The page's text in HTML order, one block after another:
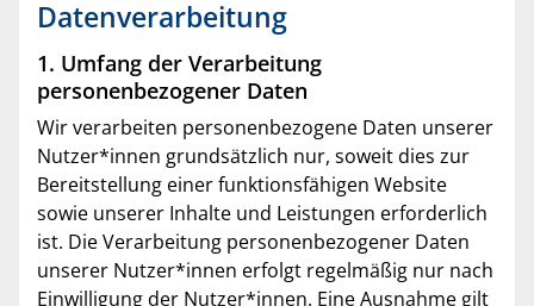
Datenverarbeitung
1. Umfang der Verarbeitung
personenbezogener Daten
Wir verarbeiten personenbezogene Daten unserer
Nutzer*innen grundsätzlich nur, soweit dies zur
Bereitstellung einer funktionsfähigen Website
sowie unserer Inhalte und Leistungen erforderlich
ist. Die Verarbeitung personenbezogener Daten
unserer Nutzer*innen erfolgt regelmäßig nur nach
Einwilligung der Nutzer*innen. Eine Ausnahme gilt